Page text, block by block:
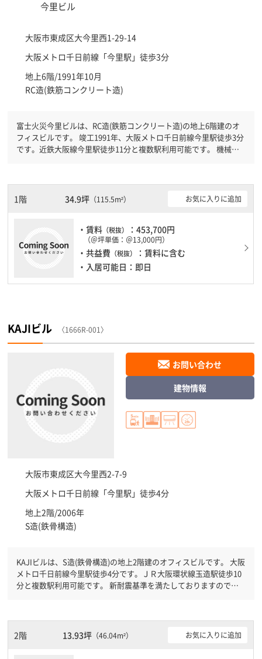
大阪市東成区大今里西1-29-14
大阪メトロ千日前線「今里駅 」徒歩3分
地上6階/1991年10月
RC造(鉄筋コンクリート造)
富士火災今里ビルは、RC造(鉄筋コンクリート造)の地上6階建のオ
フィスビルです。 竣工1991年、大阪メトロ千日前線今里駅徒歩3分
です。近鉄大阪線今里駅徒歩11分と複数駅利用可能です。 機械警
土日・祝日も利用可能になりますので時間帯を気にせず利用できま
す。
1階 34.9坪（115.5m²） お気に入りに追加
・賃料 （税抜） ：453,700円
（＠坪単価：＠13,000円）
・共益費 （税抜）
：賃料に含む
・入居可能日：即日
KAJIビル 〈1666R-001〉
大阪市東成区大今里西2-7-9
大阪メトロ千日前線「今里駅 」徒歩4分
地上2階/2006年
S造(鉄骨構造)
お問い合わせ
建物情報
KAJIビルは、S造(鉄骨構造)の地上2階建のオフィスビルです。 大阪
メトロ千日前線今里駅徒歩4分です。ＪＲ大阪環状線玉造駅徒歩10
分と複数駅利用可能です。 新耐震基準を満たしておりますので、
2階 13.93坪（46.04m²） お気に入りに追加